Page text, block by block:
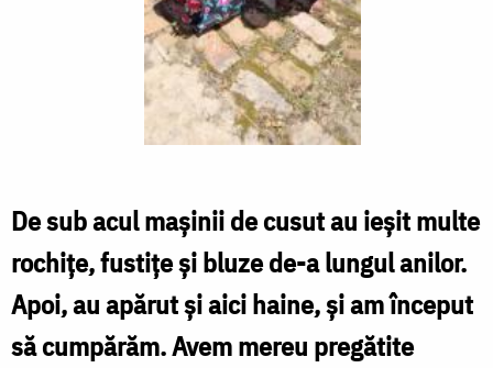
De sub acul mașinii de cusut au ieșit multe
rochițe, fustițe și bluze de-a lungul anilor.
Apoi, au apărut și aici haine, și am început
să cumpărăm. Avem mereu pregătite